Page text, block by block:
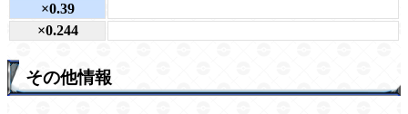
×0.39
×0.244
その他情報